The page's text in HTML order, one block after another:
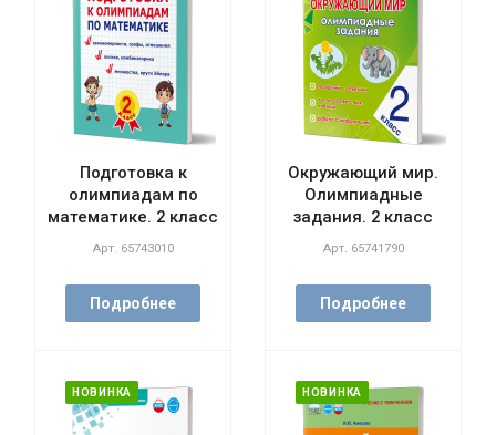
Подготовка к
олимпиадам по
математике. 2 класс
Арт. 65743010
Подробнее
Окружающий мир.
Олимпиадные
задания. 2 класс
Арт. 65741790
Подробнее
НОВИНКА НОВИНКА